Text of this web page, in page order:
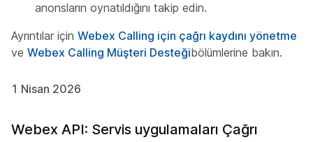
anonsların oynatıldığını takip edin.
Ayrıntılar için Webex Calling için çağrı kaydını yönetme
ve Webex Calling Müşteri Desteğibölümlerine bakın.
1 Nisan 2026
Webex API: Servis uygulamaları Çağrı